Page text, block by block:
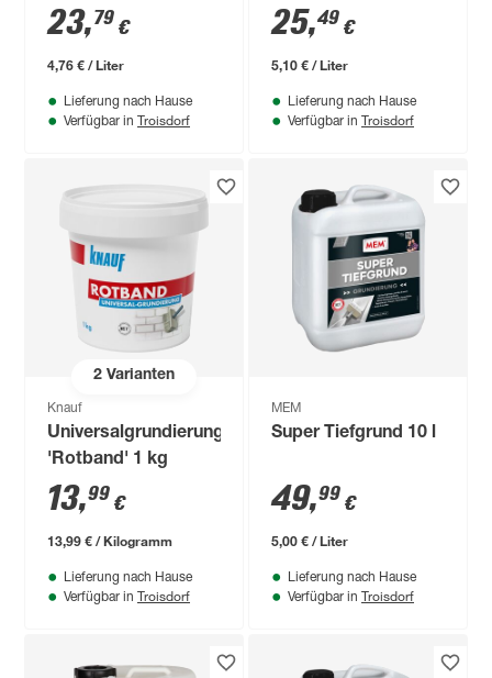
farblos 5 l
23,79 €
4,76 € / Liter
Lieferung nach Hause
Verfügbar in Troisdorf
transparent 5 l
25,49 €
5,10 € / Liter
Lieferung nach Hause
Verfügbar in Troisdorf
2Varianten
Knauf
Universalgrundierung
'Rotband' 1 kg
13,99 €
13,99 € / Kilogramm
Lieferung nach Hause
Verfügbar in Troisdorf
MEM
Super Tiefgrund 10 l
49,99 €
5,00 € / Liter
Lieferung nach Hause
Verfügbar in Troisdorf